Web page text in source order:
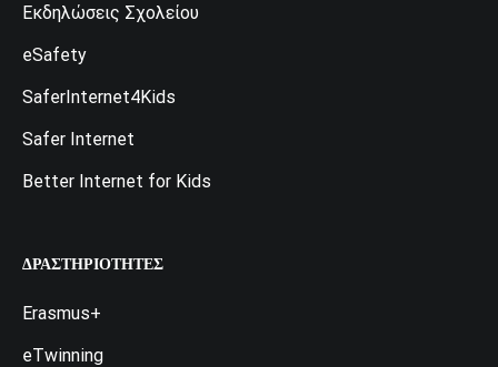
Εκδηλώσεις Σχολείου
eSafety
SaferInternet4Kids
Safer Internet
Better Internet for Kids
ΔΡΑΣΤΗΡΙΌΤΗΤΕΣ
Erasmus+
eTwinning